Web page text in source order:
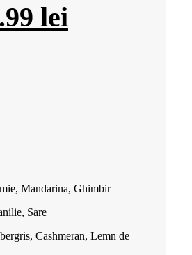
lei.
leiPrețul
Mandarina, Ghimbir
Sare
Cashmeran, Lemn de